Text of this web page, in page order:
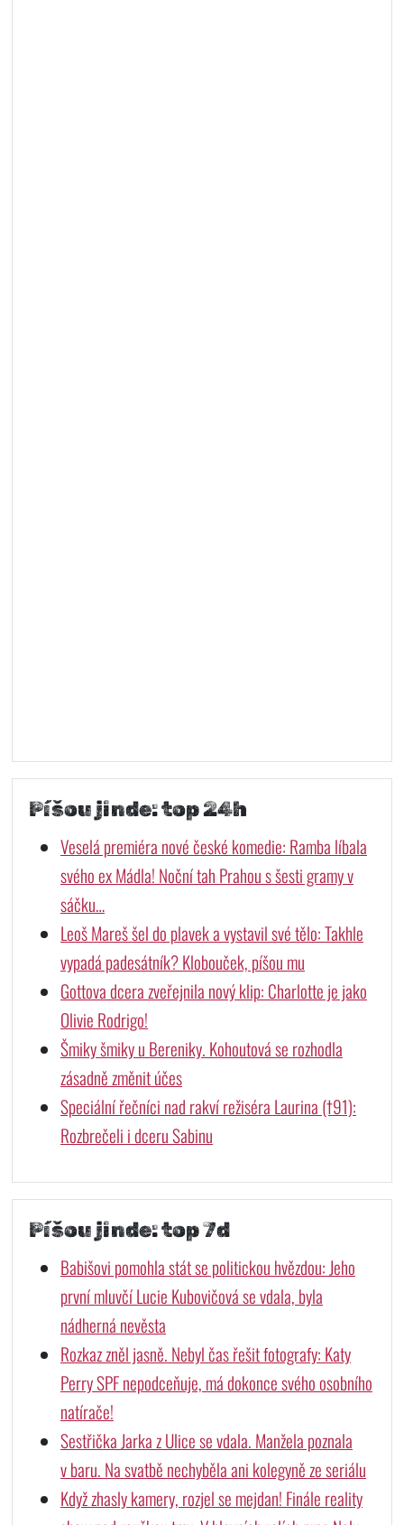
Píšou jinde: top 24h
Veselá premiéra nové české komedie: Ramba líbala
svého ex Mádla! Noční tah Prahou s šesti gramy v
sáčku…
Leoš Mareš šel do plavek a vystavil své tělo: Takhle
vypadá padesátník? Klobouček, píšou mu
Gottova dcera zveřejnila nový klip: Charlotte je jako
Olivie Rodrigo!
Šmiky šmiky u Bereniky. Kohoutová se rozhodla
zásadně změnit účes
Speciální řečníci nad rakví režiséra Laurina (†91):
Rozbrečeli i dceru Sabinu
Píšou jinde: top 7d
Babišovi pomohla stát se politickou hvězdou: Jeho
první mluvčí Lucie Kubovičová se vdala, byla
nádherná nevěsta
Rozkaz zněl jasně. Nebyl čas řešit fotografy: Katy
Perry SPF nepodceňuje, má dokonce svého osobního
natírače!
Sestřička Jarka z Ulice se vdala. Manžela poznala
v baru. Na svatbě nechyběla ani kolegyně ze seriálu
Když zhasly kamery, rozjel se mejdan! Finále reality